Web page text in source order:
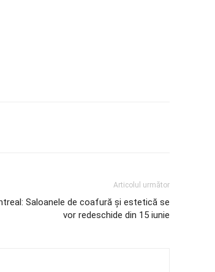
Articolul următor
Saloanele de coafură și estetică se
vor redeschide din 15 iunie